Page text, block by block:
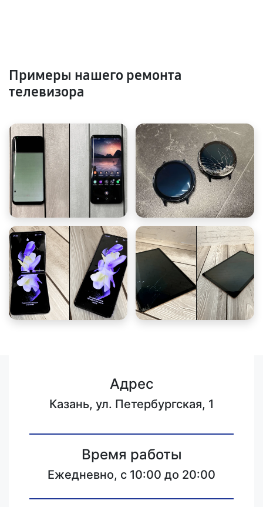
Примеры нашего ремонта
телевизора
Адрес
Казань, ул. Петербургская, 1
Время работы
Ежедневно, с 10:00 до 20:00